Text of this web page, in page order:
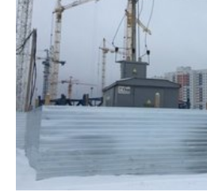
ONLINE-КОНФЕРЕНЦИИ
ОТКРЫТАЯ ЛЕКЦИЯ
ХОККЕЙ
БАСКЕТБОЛ
ВОЛЕЙБОЛ
КИБЕРСПОРТ
ФИГУРНОЕ КАТАНИЕ
ВЛАСТЬ
ИНФРАСТРУКТУРА
ИСТОРИЯ
КУЛЬТУРА
МЕДИЦИНА
СЮЖЕТЫ
СПРАВОЧНИК
СПИСОК ПЕРСОН
СПИСОК КОМПАНИЙ
ПОЛНАЯ ВЕРСИЯ